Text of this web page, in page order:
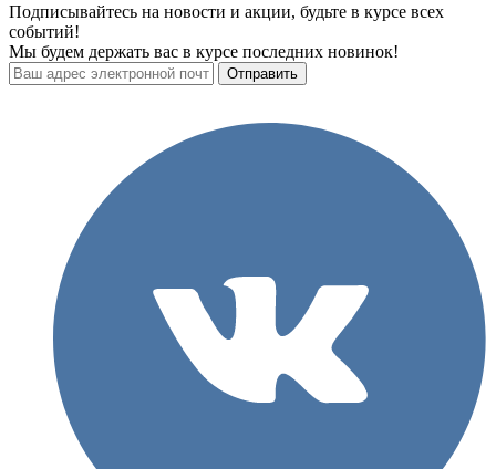
Подписывайтесь на новости и акции, будьте в курсе всех
событий!
Мы будем держать вас в курсе последних новинок!